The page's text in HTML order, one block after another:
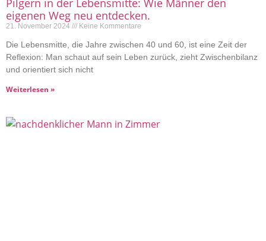
eigenen Weg neu entdecken.
21. November 2024 Keine Kommentare
Die Lebensmitte, die Jahre zwischen 40 und 60, ist eine Zeit der
Reflexion: Man schaut auf sein Leben zurück, zieht Zwischenbilanz
und orientiert sich nicht
Weiterlesen »